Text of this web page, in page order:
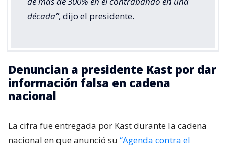
década”, dijo el presidente.
Denuncian a presidente Kast por dar
información falsa en cadena
nacional
La cifra fue entregada por Kast durante la cadena
nacional en que anunció su “Agenda contra el